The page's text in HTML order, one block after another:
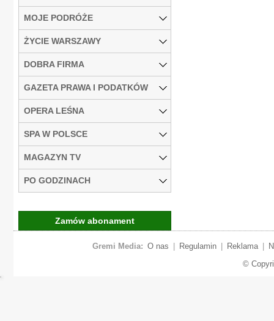
MOJE PODRÓŻE
ŻYCIE WARSZAWY
DOBRA FIRMA
GAZETA PRAWA I PODATKÓW
OPERA LEŚNA
SPA W POLSCE
MAGAZYN TV
PO GODZINACH
Zamów abonament
Gremi Media: O nas Regulamin Reklama
©